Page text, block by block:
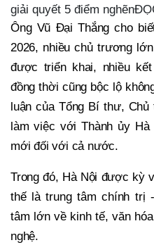
giải quyết 5 điểm
Ông Vũ Đại Thắng cho
2026, nhiều chủ trương
được triển khai, nhiều
đồng thời cũng bộc lộ
luận của Tổng Bí thư,
làm việc với Thành ủy
mới đối với cả nước.
Trong đó, Hà Nội được kỳ
thế là trung tâm chính trị
tâm lớn về kinh tế, văn
nghệ.